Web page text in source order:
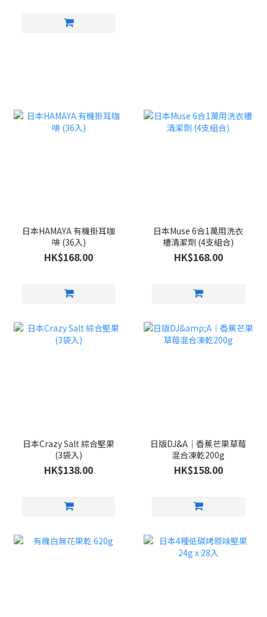
日本HAMAYA 有機掛耳咖
啡 (36入)
HK$168.00
日本Muse 6合1萬用洗衣
槽清潔劑 (4支組合)
HK$168.00
日本Crazy Salt 綜合堅果
(3袋入)
HK$138.00
日版DJ&A｜香蕉芒果草莓
混合凍乾200g
HK$158.00